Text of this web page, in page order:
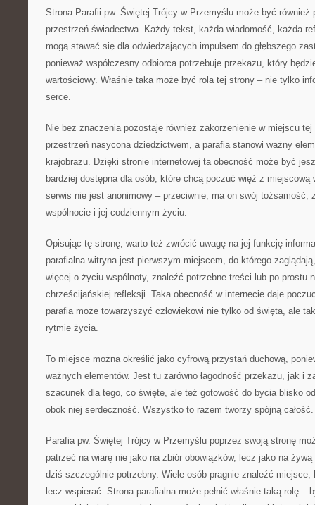
Strona Parafii pw. Świętej Trójcy w Przemyślu może być również
przestrzeń świadectwa. Każdy tekst, każda wiadomość, każda
mogą stawać się dla odwiedzających impulsem do głębszego
ponieważ współczesny odbiorca potrzebuje przekazu, który
wartościowy. Właśnie taka może być rola tej strony – nie tylko
serce.
Nie bez znaczenia pozostaje również zakorzenienie w miejscu
przestrzeń nasycona dziedzictwem, a parafia stanowi ważny
krajobrazu. Dzięki stronie internetowej ta obecność może być
bardziej dostępna dla osób, które chcą poczuć więź z miejscową
serwis nie jest anonimowy – przeciwnie, ma on swój tożsamość,
wspólnocie i jej codziennym życiu.
Opisując tę stronę, warto też zwrócić uwagę na jej funkcję
parafialna witryna jest pierwszym miejscem, do którego
więcej o życiu wspólnoty, znaleźć potrzebne treści lub po prostu
chrześcijańskiej refleksji. Taka obecność w internecie daje
parafia może towarzyszyć człowiekowi nie tylko od święta, ale
rytmie życia.
To miejsce można określić jako cyfrową przystań duchową,
ważnych elementów. Jest tu zarówno łagodność przekazu, jak i
szacunek dla tego, co święte, ale też gotowość do bycia blisko
obok niej serdeczność. Wszystko to razem tworzy spójną całość.
Parafia pw. Świętej Trójcy w Przemyślu poprzez swoją stronę
patrzeć na wiarę nie jako na zbiór obowiązków, lecz jako na
dziś szczególnie potrzebny. Wiele osób pragnie znaleźć miejsce,
lecz wspierać. Strona parafialna może pełnić właśnie taką rolę –